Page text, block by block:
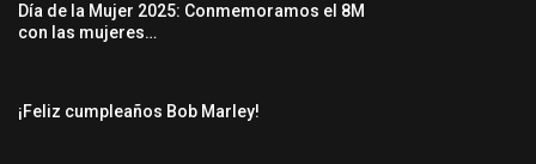
Día de la Mujer 2025: Conmemoramos el 8M
con las mujeres…
¡Feliz cumpleaños Bob Marley!